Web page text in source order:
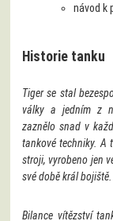
návod k
Historie tanku
Tiger se stal
války a jedním z
zaznělo snad v
tankové techniky. A
stroji, vyrobeno jen
své době král bojiště.
Bilance vítězství